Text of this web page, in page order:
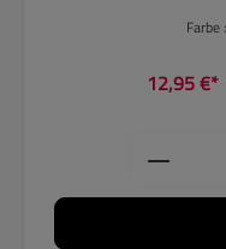
Farbe :
12,95 €*